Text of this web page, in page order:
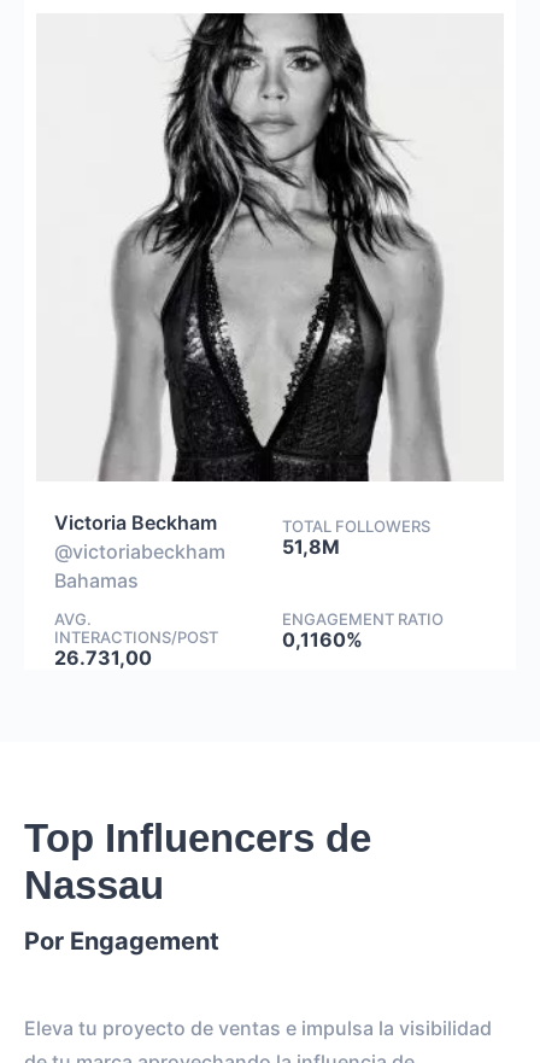
Victoria Beckham
@victoriabeckham
Bahamas
TOTAL FOLLOWERS
51,8M
AVG.
INTERACTIONS/POST
26.731,00
ENGAGEMENT RATIO
0,1160%
Top Influencers de
Nassau
Por Engagement
Eleva tu proyecto de ventas e impulsa la visibilidad